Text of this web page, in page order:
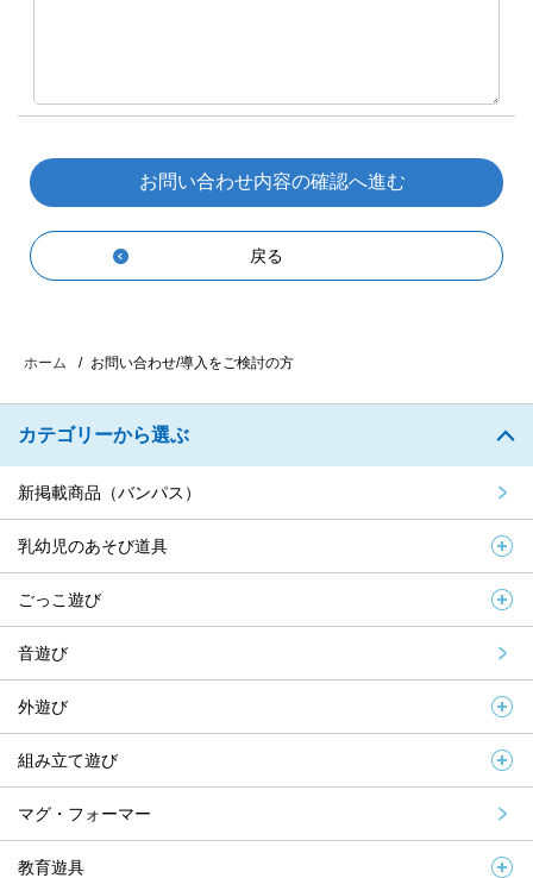
戻る
ホーム お問い合わせ/導入をご検討の方
カテゴリーから選ぶ
新掲載商品（バンパス）
乳幼児のあそび道具
ごっこ遊び
音遊び
外遊び
組み立て遊び
マグ・フォーマー
教育遊具